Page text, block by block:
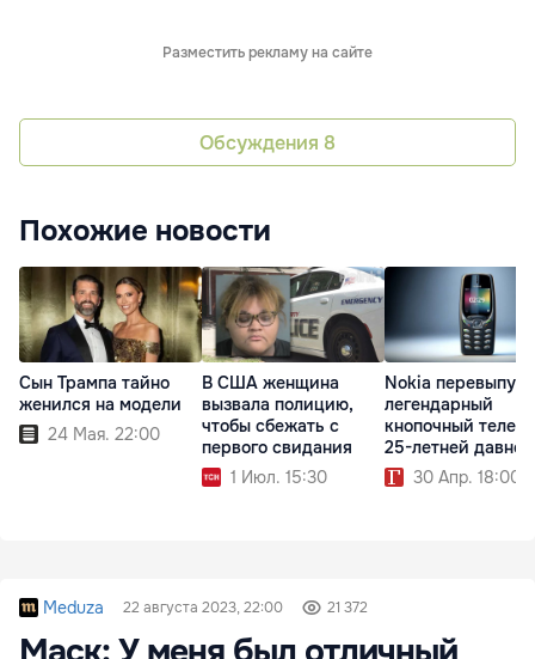
Разместить рекламу на сайте
Обсуждения 8
Похожие новости
Сын Трампа тайно
женился на модели
24 Мая. 22:00
В США женщина
вызвала полицию,
чтобы сбежать с
первого свидания
1 Июл. 15:30
Nokia
легендарный
кнопочный
25-летней
30 Апр. 18:00
Meduza 22 августа 2023, 22:00 21 372